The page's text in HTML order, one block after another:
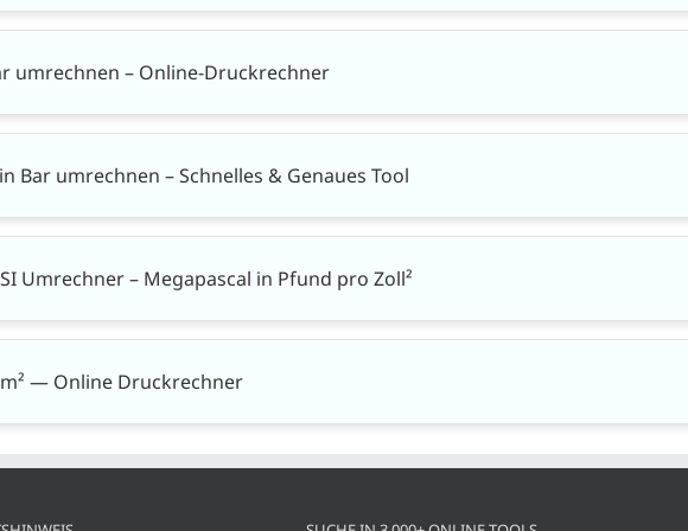
umrechnen – Online-Druckrechner
Bar umrechnen – Schnelles & Genaues Tool
Umrechner – Megapascal in Pfund pro Zoll²
— Online Druckrechner